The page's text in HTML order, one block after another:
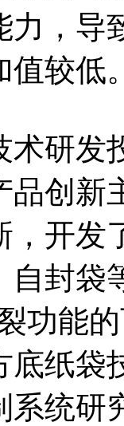
力，导
较低。
发投
品创新
，开发
自封袋
功能
底纸袋
系统研